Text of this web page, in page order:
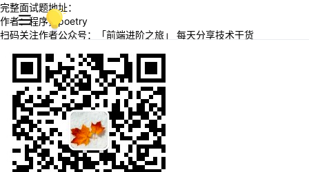
完整面试题地址：
作者：程序员poetry
扫码关注作者公众号：「前端进阶之旅」 每天分享技术干货